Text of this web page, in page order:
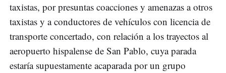
taxistas, por presuntas coacciones y amenazas a otros
taxistas y a conductores de vehículos con licencia de
transporte concertado, con relación a los trayectos al
aeropuerto hispalense de San Pablo, cuya parada
estaría supuestamente acaparada por un grupo